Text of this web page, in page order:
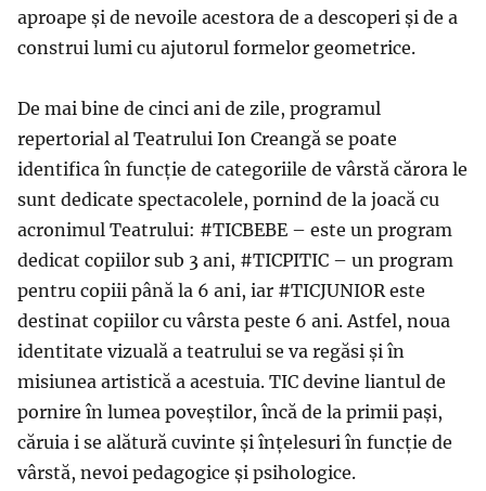
aproape și de nevoile acestora de a descoperi și de a
construi lumi cu ajutorul formelor geometrice.
De mai bine de cinci ani de zile, programul
repertorial al Teatrului Ion Creangă se poate
identifica în funcție de categoriile de vârstă cărora le
sunt dedicate spectacolele, pornind de la joacă cu
acronimul Teatrului: #TICBEBE – este un program
dedicat copiilor sub 3 ani, #TICPITIC – un program
pentru copiii până la 6 ani, iar #TICJUNIOR este
destinat copiilor cu vârsta peste 6 ani. Astfel, noua
identitate vizuală a teatrului se va regăsi și în
misiunea artistică a acestuia. TIC devine liantul de
pornire în lumea poveștilor, încă de la primii pași,
căruia i se alătură cuvinte și înțelesuri în funcție de
vârstă, nevoi pedagogice și psihologice.